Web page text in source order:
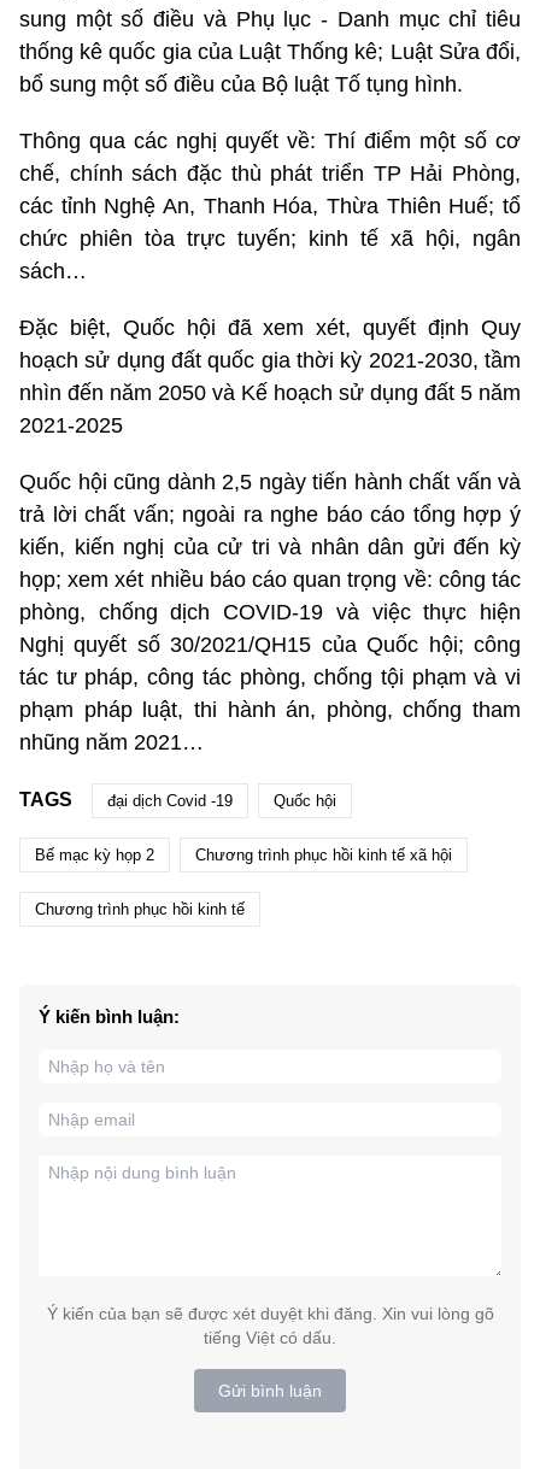
sung một số điều và Phụ lục - Danh mục chỉ tiêu
thống kê quốc gia của Luật Thống kê; Luật Sửa đổi,
bổ sung một số điều của Bộ luật Tố tụng hình.
Thông qua các nghị quyết về: Thí điểm một số cơ
chế, chính sách đặc thù phát triển TP Hải Phòng,
các tỉnh Nghệ An, Thanh Hóa, Thừa Thiên Huế; tổ
chức phiên tòa trực tuyến; kinh tế xã hội, ngân
sách…
Đặc biệt, Quốc hội đã xem xét, quyết định Quy
hoạch sử dụng đất quốc gia thời kỳ 2021-2030, tầm
nhìn đến năm 2050 và Kế hoạch sử dụng đất 5 năm
2021-2025
Quốc hội cũng dành 2,5 ngày tiến hành chất vấn và
trả lời chất vấn; ngoài ra nghe báo cáo tổng hợp ý
kiến, kiến nghị của cử tri và nhân dân gửi đến kỳ
họp; xem xét nhiều báo cáo quan trọng về: công tác
phòng, chống dịch COVID-19 và việc thực hiện
Nghị quyết số 30/2021/QH15 của Quốc hội; công
tác tư pháp, công tác phòng, chống tội phạm và vi
phạm pháp luật, thi hành án, phòng, chống tham
nhũng năm 2021…
TAGS đại dịch Covid -19 Quốc hội
Bế mạc kỳ họp 2 Chương trình phục hồi kinh tế xã hội
Chương trình phục hồi kinh tế
Ý kiến bình luận:
Ý kiến của bạn sẽ được xét duyệt khi đăng. Xin vui lòng gõ
tiếng Việt có dấu.
Gửi bình luận